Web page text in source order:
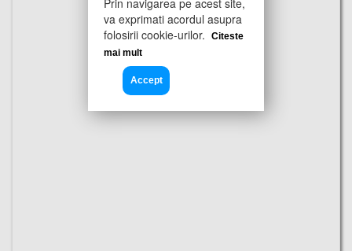
va exprimati acordul asupra
folosirii cookie-urilor.
Citeste
mai mult
Accept